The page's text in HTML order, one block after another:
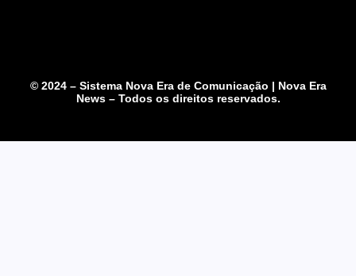
© 2024 – Sistema Nova Era de Comunicação | Nova Era
News – Todos os direitos reservados.